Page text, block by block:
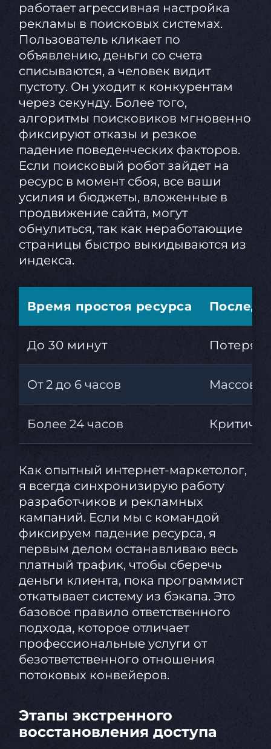
работает агрессивная настройка
рекламы в поисковых системах.
Пользователь кликает по
объявлению, деньги со счета
списываются, а человек видит
пустоту. Он уходит к конкурентам
через секунду. Более того,
алгоритмы поисковиков мгновенно
фиксируют отказы и резкое
падение поведенческих факторов.
Если поисковый робот зайдет на
ресурс в момент сбоя, все ваши
усилия и бюджеты, вложенные в
продвижение сайта, могут
обнулиться, так как неработающие
страницы быстро выкидываются из
индекса.
Время простоя ресурса
До 30 минут Потеря
От 2 до 6 часов
Более 24 часов
Как опытный интернет-маркетолог,
я всегда синхронизирую работу
разработчиков и рекламных
кампаний. Если мы с командой
фиксируем падение ресурса, я
первым делом останавливаю весь
платный трафик, чтобы сберечь
деньги клиента, пока программист
откатывает систему из бэкапа. Это
базовое правило ответственного
подхода, которое отличает
профессиональные услуги от
безответственного отношения
потоковых конвейеров.
Этапы экстренного
восстановления доступа